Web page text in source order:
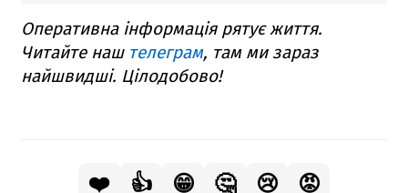
Оперативна інформація рятує життя.
Читайте наш телеграм, там ми зараз
найшвидші. Цілодобово!
❤️ 👍 😁 🤔 😢 😡